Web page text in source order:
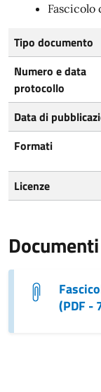
Tipo documento
Numero e data
protocollo
Data di
Formati
Licenze
Documenti
(PDF -